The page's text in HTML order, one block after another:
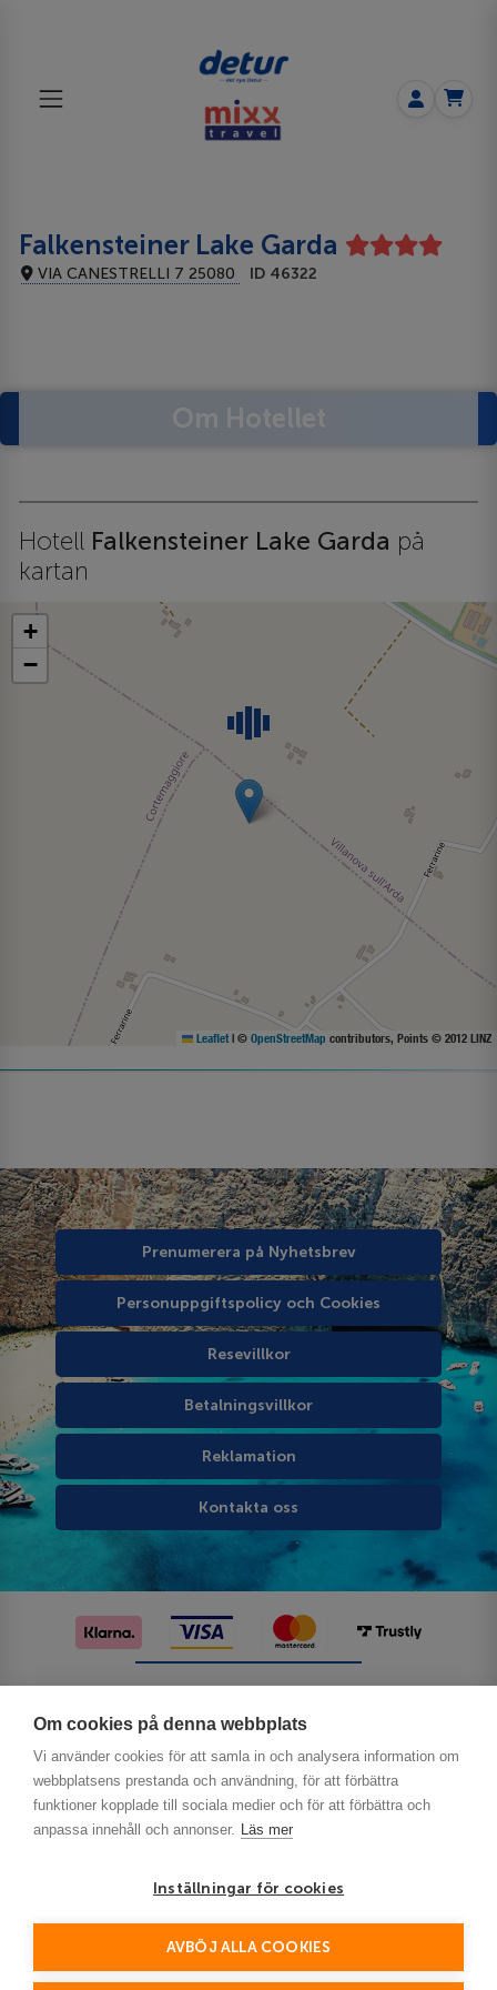
Om cookies på denna webbplats
Vi använder cookies för att samla in och analysera information om
webbplatsens prestanda och användning, för att förbättra
funktioner kopplade till sociala medier och för att förbättra och
anpassa innehåll och annonser. Läs mer
Inställningar för cookies
AVBÖJ ALLA COOKIES
Falkensteiner Lake Garda
VIA CANESTRELLI 7 25080 ID 46322
Hotell Falkensteiner Lake Garda på
kartan
+
−
Leaflet | © OpenStreetMap contributors, Points © 2012 LINZ
Prenumerera på Nyhetsbrev
Personuppgiftspolicy och Cookies
Resevillkor
Betalningsvillkor
Reklamation
Kontakta oss
This site is protected by reCAPTCHA and the Google
Policy and Terms of Service apply.